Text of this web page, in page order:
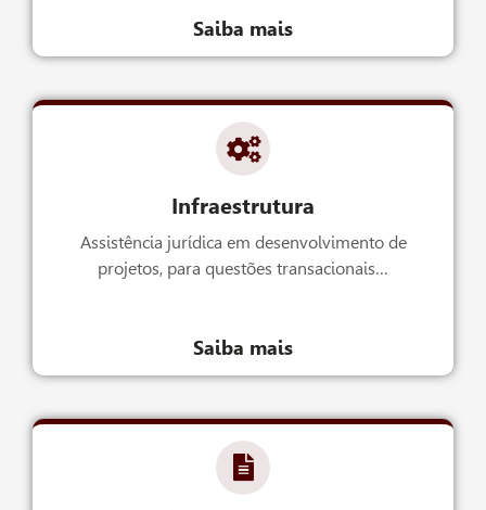
Saiba mais
Infraestrutura
Assistência jurídica em desenvolvimento de
projetos, para questões transacionais…
Saiba mais